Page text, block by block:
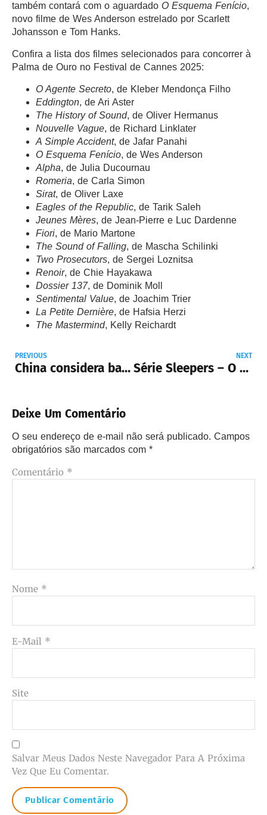
também contará com o aguardado O Esquema Fenício,
novo filme de Wes Anderson estrelado por Scarlett
Johansson e Tom Hanks.
Confira a lista dos filmes selecionados para concorrer à
Palma de Ouro no Festival de Cannes 2025:
O Agente Secreto, de Kleber Mendonça Filho
Eddington, de Ari Aster
The History of Sound, de Oliver Hermanus
Nouvelle Vague, de Richard Linklater
A Simple Accident, de Jafar Panahi
O Esquema Fenício, de Wes Anderson
Alpha, de Julia Ducournau
Romeria, de Carla Simon
Sirat, de Oliver Laxe
Eagles of the Republic, de Tarik Saleh
Jeunes Mères, de Jean-Pierre e Luc Dardenne
Fiori, de Mario Martone
The Sound of Falling, de Mascha Schilinki
Two Prosecutors, de Sergei Loznitsa
Renoir, de Chie Hayakawa
Dossier 137, de Dominik Moll
Sentimental Value, de Joachim Trier
La Petite Dernière, de Hafsia Herzi
The Mastermind, Kelly Reichardt
PREVIOUS
China considera banir filmes norte-americanos de seus cinemas
NEXT
Série Sleepers – O Crime Nunca Dorme chega ao Looke
Deixe Um Comentário
O seu endereço de e-mail não será publicado. Campos
obrigatórios são marcados com *
Comentário *
Nome *
E-Mail *
Site
Salvar Meus Dados Neste Navegador Para A Próxima
Vez Que Eu Comentar.